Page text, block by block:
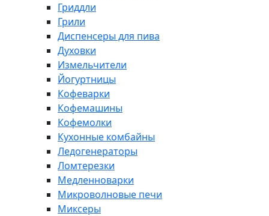
Гриддли
Грили
Диспенсеры для пива
Духовки
Измельчители
Йогуртницы
Кофеварки
Кофемашины
Кофемолки
Кухонные комбайны
Ледогенераторы
Ломтерезки
Медленноварки
Микроволновые печи
Миксеры